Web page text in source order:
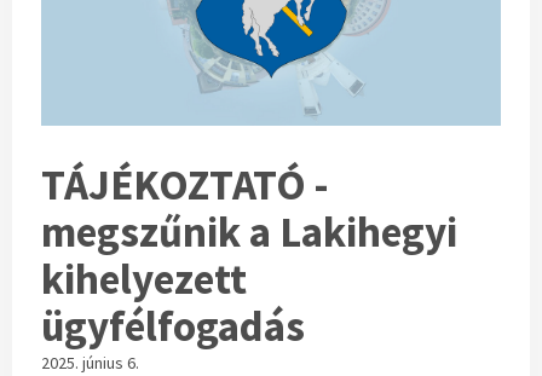
TÁJÉKOZTATÓ -
megszűnik a Lakihegyi
kihelyezett
ügyfélfogadás
2025. június 6.